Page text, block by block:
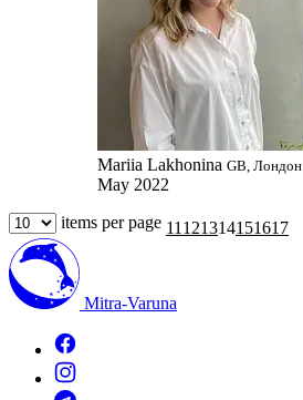
Mariia Lakhonina GB, Лондон
May 2022
items per page 11 121314151617
Mitra-Varuna